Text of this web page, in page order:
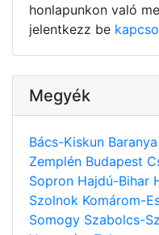
honlapunkon való
jelentkezz be
Megyék
Bács-Kiskun Baranya
Zemplén Budapest
Sopron Hajdú-Bihar
Szolnok Komárom-
Somogy Szabolcs-